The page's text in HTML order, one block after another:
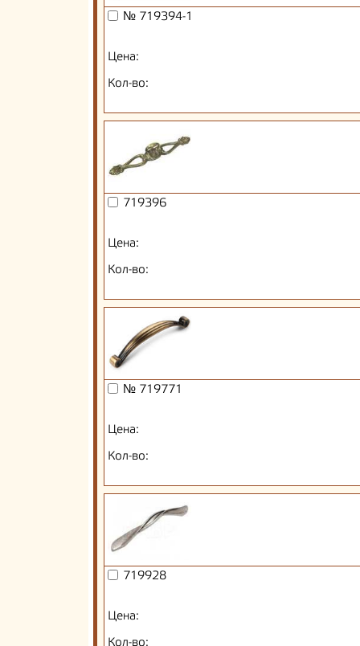
№ 719394-1
Цена:
Кол-во:
719396
Цена:
Кол-во:
№ 719771
Цена:
Кол-во:
719928
Цена:
Кол-во: